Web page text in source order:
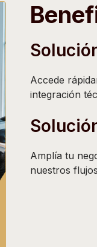
Accede
integración
Amplía tu
nuestros